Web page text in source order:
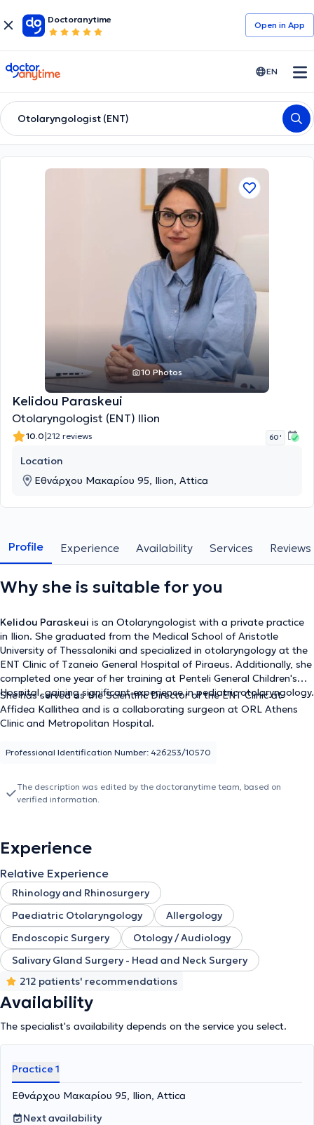
Doctoranytime
Open in Αpp
doctoranytime EN
Otolaryngologist (ENT)
10 Photos
Kelidou Paraskeui
Otolaryngologist (ENT) Ilion
10.0|212 reviews 60 '
Location
Εθνάρχου Μακαρίου 95, Ilion, Attica
Profile Experience Availability Services Reviews
Why she is suitable for you
Kelidou Paraskeui is an Otolaryngologist with a private practice
in Ilion. She graduated from the Medical School of Aristotle
University of Thessaloniki and specialized in otolaryngology at the
ENT Clinic of Tzaneio General Hospital of Piraeus. Additionally, she
completed one year of her training at Penteli General Children's
Hospital, gaining significant experience in pediatric otolaryngology.
She has served as the Scientific Director of the ENT Clinic at
Affidea Kallithea and is a collaborating surgeon at ORL Athens
Clinic and Metropolitan Hospital.
Professional Identification Number: 426253/10570
The description was edited by the doctoranytime team, based on
verified information.
Experience
Relative Experience
Rhinology and Rhinosurgery
Paediatric Otolaryngology
Allergology
Endoscopic Surgery
Otology / Audiology
Salivary Gland Surgery - Head and Neck Surgery
212 patients' recommendations
Availability
The specialist's availability depends on the service you select.
Practice 1
Εθνάρχου Μακαρίου 95, Ilion, Attica
Next availability